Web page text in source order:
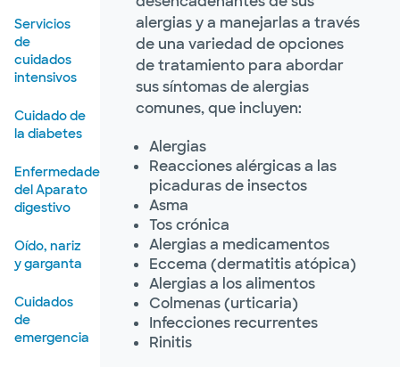
Servicios
de
cuidados
intensivos
Cuidado de
la diabetes
Enfermedades
del Aparato
digestivo
Oído, nariz
y garganta
Cuidados
de
emergencia
alergias y a manejarlas a través
de una variedad de opciones
de tratamiento para abordar
sus síntomas de alergias
comunes, que incluyen:
Alergias
Reacciones alérgicas a las
picaduras de insectos
Asma
Tos crónica
Alergias a medicamentos
Eccema (dermatitis atópica)
Alergias a los alimentos
Colmenas (urticaria)
Infecciones recurrentes
Rinitis